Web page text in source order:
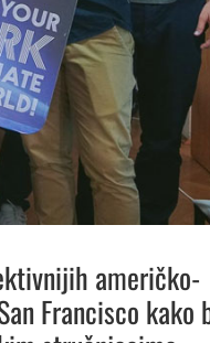
američko-
Francisco kako